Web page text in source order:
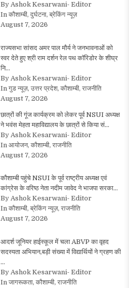
By Ashok Kesarwani- Editor
In कौशाम्बी, दुर्घटना, ब्रेकिंग न्यूज़
August 7, 2026
राज्यसभा सांसद अमर पाल मौर्य ने जनभावनाओं को
स्वर देते हुए श्री राम दर्शन रेल पथ कॉरिडोर के शीघ्र
नि…
By Ashok Kesarwani- Editor
In गुड न्यूज़, उत्तर प्रदेश, कौशाम्बी, राजनीति
August 7, 2026
छात्रों की गूंज कार्यक्रम को लेकर पूर्व NSUI अध्यक्ष
ने भवंस मेहता महाविद्यालय के छात्रों से किया सं…
By Ashok Kesarwani- Editor
In आयोजन, कौशाम्बी, राजनीति
August 7, 2026
कौशाम्बी पहुंचे NSUI के पूर्व राष्ट्रीय अध्यक्ष एवं
कांग्रेस के वरिष्ठ नेता नदीम जावेद ने भाजपा सरका…
By Ashok Kesarwani- Editor
In कौशाम्बी, ब्रेकिंग न्यूज़, राजनीति
August 7, 2026
आदर्श जूनियर हाईस्कूल में चला ABVP का वृहद
सदस्यता अभियान,बड़ी संख्या में विद्यार्थियों ने ग्रहण की
…
By Ashok Kesarwani- Editor
In जागरूकता, कौशाम्बी, राजनीति